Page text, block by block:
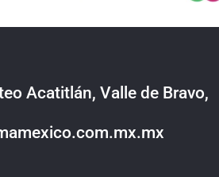
Acatitlán, Valle de Bravo,